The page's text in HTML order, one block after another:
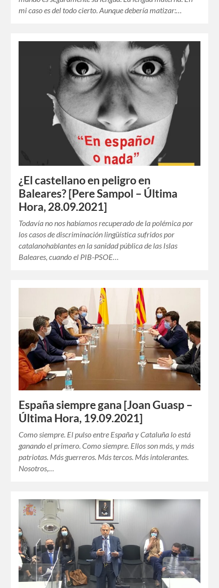
mi caso es del todo cierto. Aunque debería matizar:…
¿El castellano en peligro en
Baleares? [Pere Sampol – Última
Hora, 28.09.2021]
Todavía no nos habíamos recuperado de la polémica por
los casos de discriminación lingüística sufridos por
catalanohablantes en la sanidad pública de las Islas
Baleares, cuando el PIB-PSOE…
España siempre gana [Joan Guasp –
Última Hora, 19.09.2021]
Como siempre. El pulso entre España y Cataluña lo está
ganando el primero. Como siempre. Ellos son más, y más
patriotas. Más guerreros. Más tercos. Más intolerantes.
Nosotros,…